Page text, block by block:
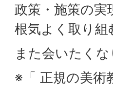
政策・施策の
根気よく取り組
また会いたくな
※「 正規の美術